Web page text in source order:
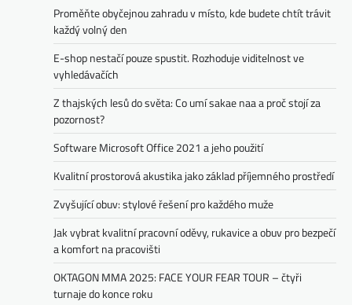
Proměňte obyčejnou zahradu v místo, kde budete chtít trávit
každý volný den
E-shop nestačí pouze spustit. Rozhoduje viditelnost ve
vyhledávačích
Z thajských lesů do světa: Co umí sakae naa a proč stojí za
pozornost?
Software Microsoft Office 2021 a jeho použití
Kvalitní prostorová akustika jako základ příjemného prostředí
Zvyšující obuv: stylové řešení pro každého muže
Jak vybrat kvalitní pracovní oděvy, rukavice a obuv pro bezpečí
a komfort na pracovišti
OKTAGON MMA 2025: FACE YOUR FEAR TOUR – čtyři
turnaje do konce roku